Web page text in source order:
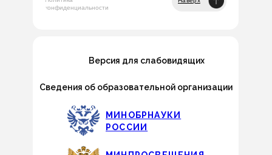
конфиденциальности
Версия для слабовидящих
Сведения об образовательной организации
МИНОБРНАУКИ
РОССИИ